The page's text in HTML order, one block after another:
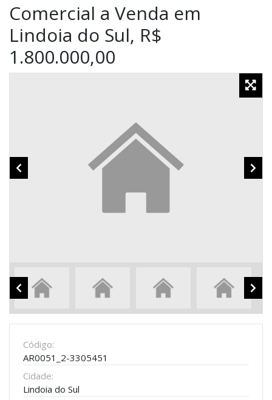
Comercial a Venda em
Lindoia do Sul, R$
1.800.000,00
Código:
AR0051_2-3305451
Cidade:
Lindoia do Sul